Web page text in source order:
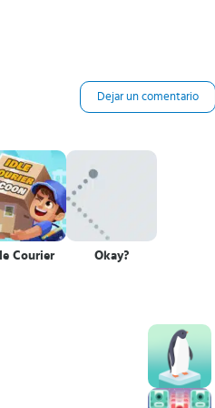
Dejar un comentario
Courier Okay?